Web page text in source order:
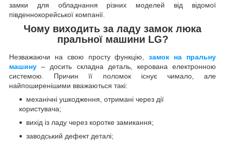
замки для обладнання різних моделей від відомої
південнокорейської компанії.
Чому виходить за ладу замок люка
пральної машини LG?
Незважаючи на свою просту функцію,замок на пральну
машину – досить складна деталь, керована електронною
системою. Причин її поломок існує чимало, але
найпоширенішими вважаються такі:
механічні ушкодження, отримані через дії
користувача;
вихід із ладу через коротке замикання;
заводський дефект деталі;